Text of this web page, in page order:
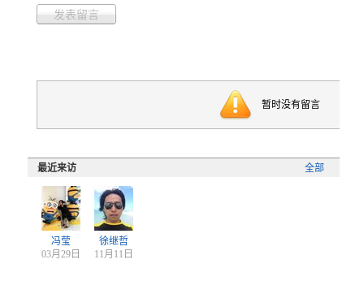
发表留言
暂时没有留言
全部
最近来访
冯莹
03月29日
徐继哲
11月11日